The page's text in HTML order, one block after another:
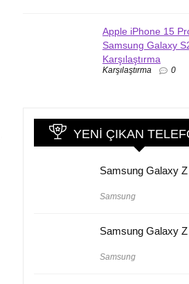
Apple iPhone 15
Samsung Galaxy
Karşılaştırma
Karşılaştırma 0
YENI ÇIKAN
Samsung Galaxy
Samsung
Samsung Galaxy
Samsung